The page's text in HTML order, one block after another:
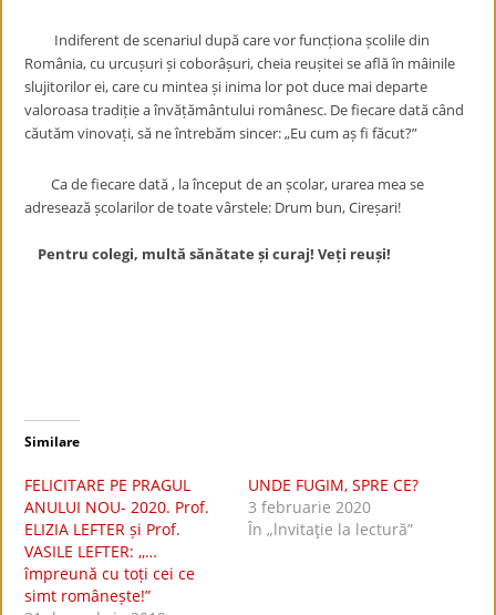
Indiferent de scenariul după care vor funcționa școlile din
România, cu urcușuri și coborâșuri, cheia reușitei se află în mâinile
slujitorilor ei, care cu mintea și inima lor pot duce mai departe
valoroasa tradiție a învățământului românesc. De fiecare dată când
căutăm vinovați, să ne întrebăm sincer: „Eu cum aș fi făcut?”
Ca de fiecare dată , la început de an școlar, urarea mea se
adresează școlarilor de toate vârstele: Drum bun, Cireșari!
Pentru colegi, multă sănătate și curaj! Veți reuși!
Similare
FELICITARE PE PRAGUL
ANULUI NOU- 2020. Prof.
ELIZIA LEFTER și Prof.
VASILE LEFTER: ,,…
împreună cu toți cei ce
simt românește!”
UNDE FUGIM, SPRE CE?
3 februarie 2020
În „lnvitaţie la lectură”